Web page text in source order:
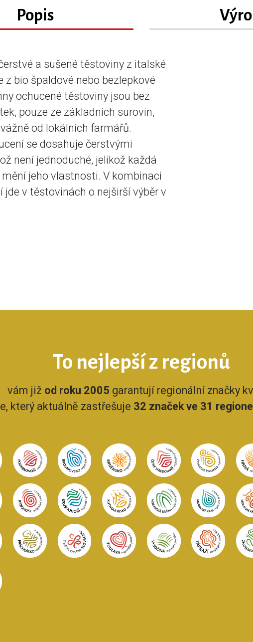
Popis
a sušené těstoviny z italské
z bio špaldové nebo bezlepkové
ochucené těstoviny jsou bez
pouze ze základních surovin,
od lokálních farmářů.
se dosahuje čerstvými
není jednoduché, jelikož každá
jeho vlastnosti. V kombinaci
v těstovinách o nejširší výběr v
To nejlepší z regionů
vám již od roku 2005 garantují regionální značky
který aktuálně zastřešuje 32 značek ve 31